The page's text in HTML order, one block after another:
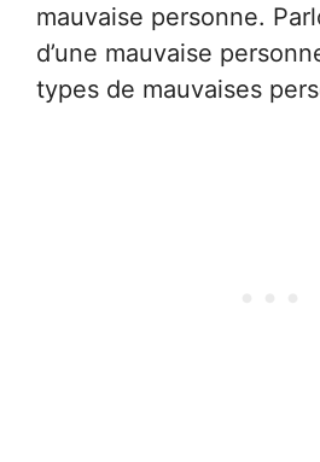
mauvaise personne.
d’une mauvaise
types de mauvaises